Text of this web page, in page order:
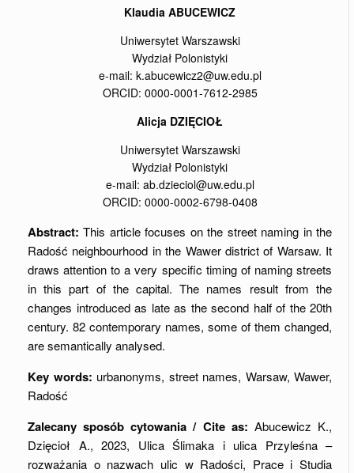
Klaudia ABUCEWICZ
Uniwersytet Warszawski
Wydział Polonistyki
e-mail: k.abucewicz2@uw.edu.pl
ORCID: 0000-0001-7612-2985
Alicja DZIĘCIOŁ
Uniwersytet Warszawski
Wydział Polonistyki
e-mail: ab.dzieciol@uw.edu.pl
ORCID: 0000-0002-6798-0408
Abstract: This article focuses on the street naming in the
Radość neighbourhood in the Wawer district of Warsaw. It
draws attention to a very specific timing of naming streets
in this part of the capital. The names result from the
changes introduced as late as the second half of the 20th
century. 82 contemporary names, some of them changed,
are semantically analysed.
Key words: urbanonyms, street names, Warsaw, Wawer,
Radość
Zalecany sposób cytowania / Cite as: Abucewicz K.,
Dzięcioł A., 2023, Ulica Ślimaka i ulica Przyleśna –
rozważania o nazwach ulic w Radości, Prace i Studia